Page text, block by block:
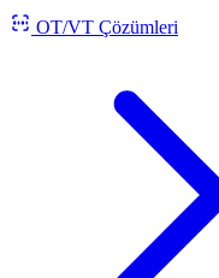
OT/VT Çözümleri